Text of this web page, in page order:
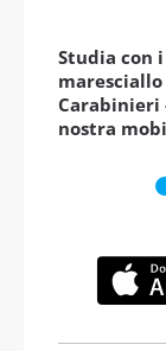
Studia con
Carabinieri
nostra